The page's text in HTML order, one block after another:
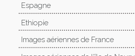
Espagne
Ethiopie
Images aériennes de France